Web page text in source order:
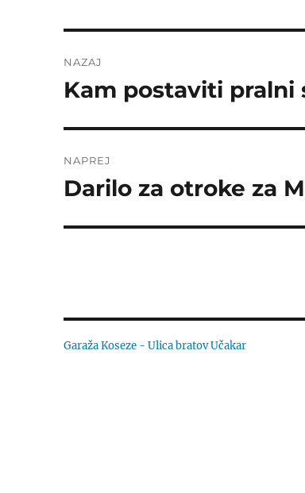
prispevka
NAZAJ
Prejšnji
Kam postaviti pralni
NAPREJ
Naslednji
Darilo za otroke za
Garaža Koseze - Ulica bratov Učakar